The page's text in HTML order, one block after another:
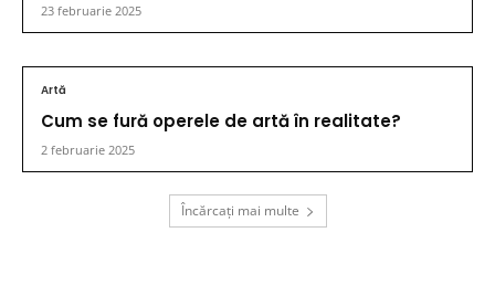
23 februarie 2025
Artă
Cum se fură operele de artă în realitate?
2 februarie 2025
Încărcați mai multe